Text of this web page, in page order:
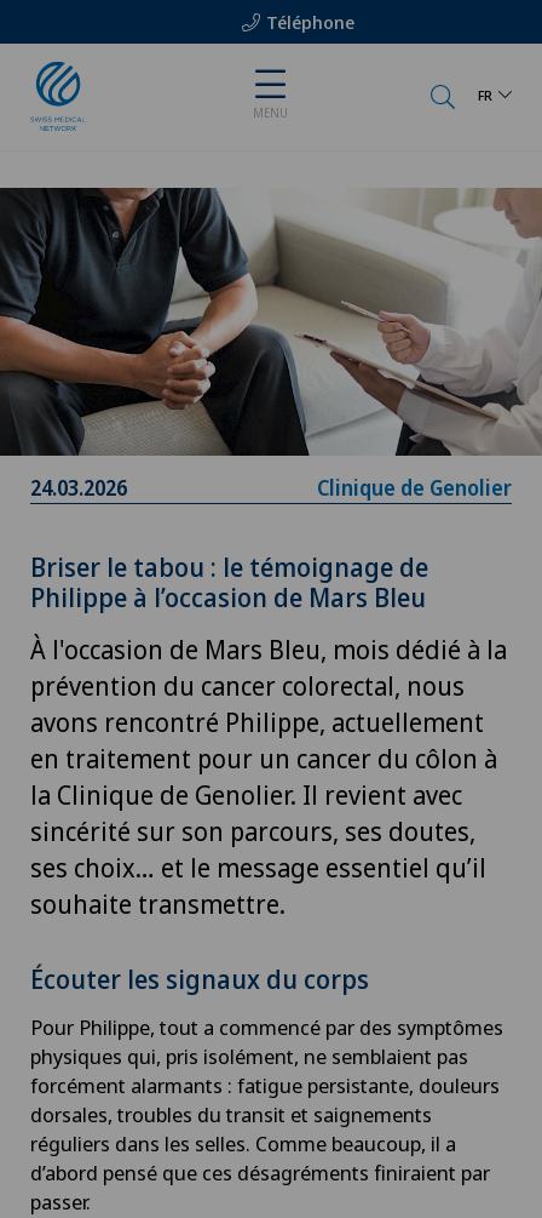
Téléphone
MENU
FR
24.03.2026 Clinique de Genolier
Briser le tabou : le témoignage de
Philippe à l’occasion de Mars Bleu
À l'occasion de Mars Bleu, mois dédié à la
prévention du cancer colorectal, nous
avons rencontré Philippe, actuellement
en traitement pour un cancer du côlon à
la Clinique de Genolier. Il revient avec
sincérité sur son parcours, ses doutes,
ses choix… et le message essentiel qu’il
souhaite transmettre.
Écouter les signaux du corps
Pour Philippe, tout a commencé par des symptômes
physiques qui, pris isolément, ne semblaient pas
forcément alarmants : fatigue persistante, douleurs
dorsales, troubles du transit et saignements
réguliers dans les selles. Comme beaucoup, il a
d’abord pensé que ces désagréments finiraient par
passer.